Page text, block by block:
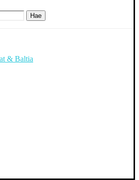
Hae
& Baltia